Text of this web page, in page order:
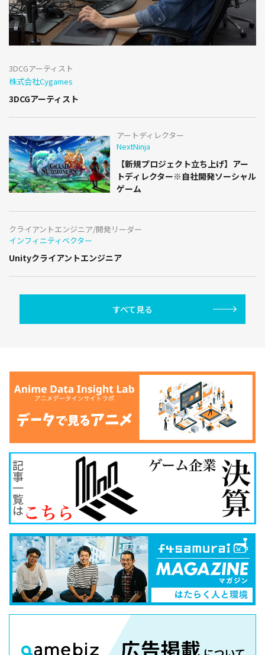
3DCGアーティスト
株式会社Cygames
3DCGアーティスト
アートディレクター
NextNinja
【新規プロジェクト立ち上げ】アー
トディレクター※自社開発ソーシャル
ゲーム
クライアントエンジニア/開発リーダー
インフィニティベクター
Unityクライアントエンジニア
すべて見る